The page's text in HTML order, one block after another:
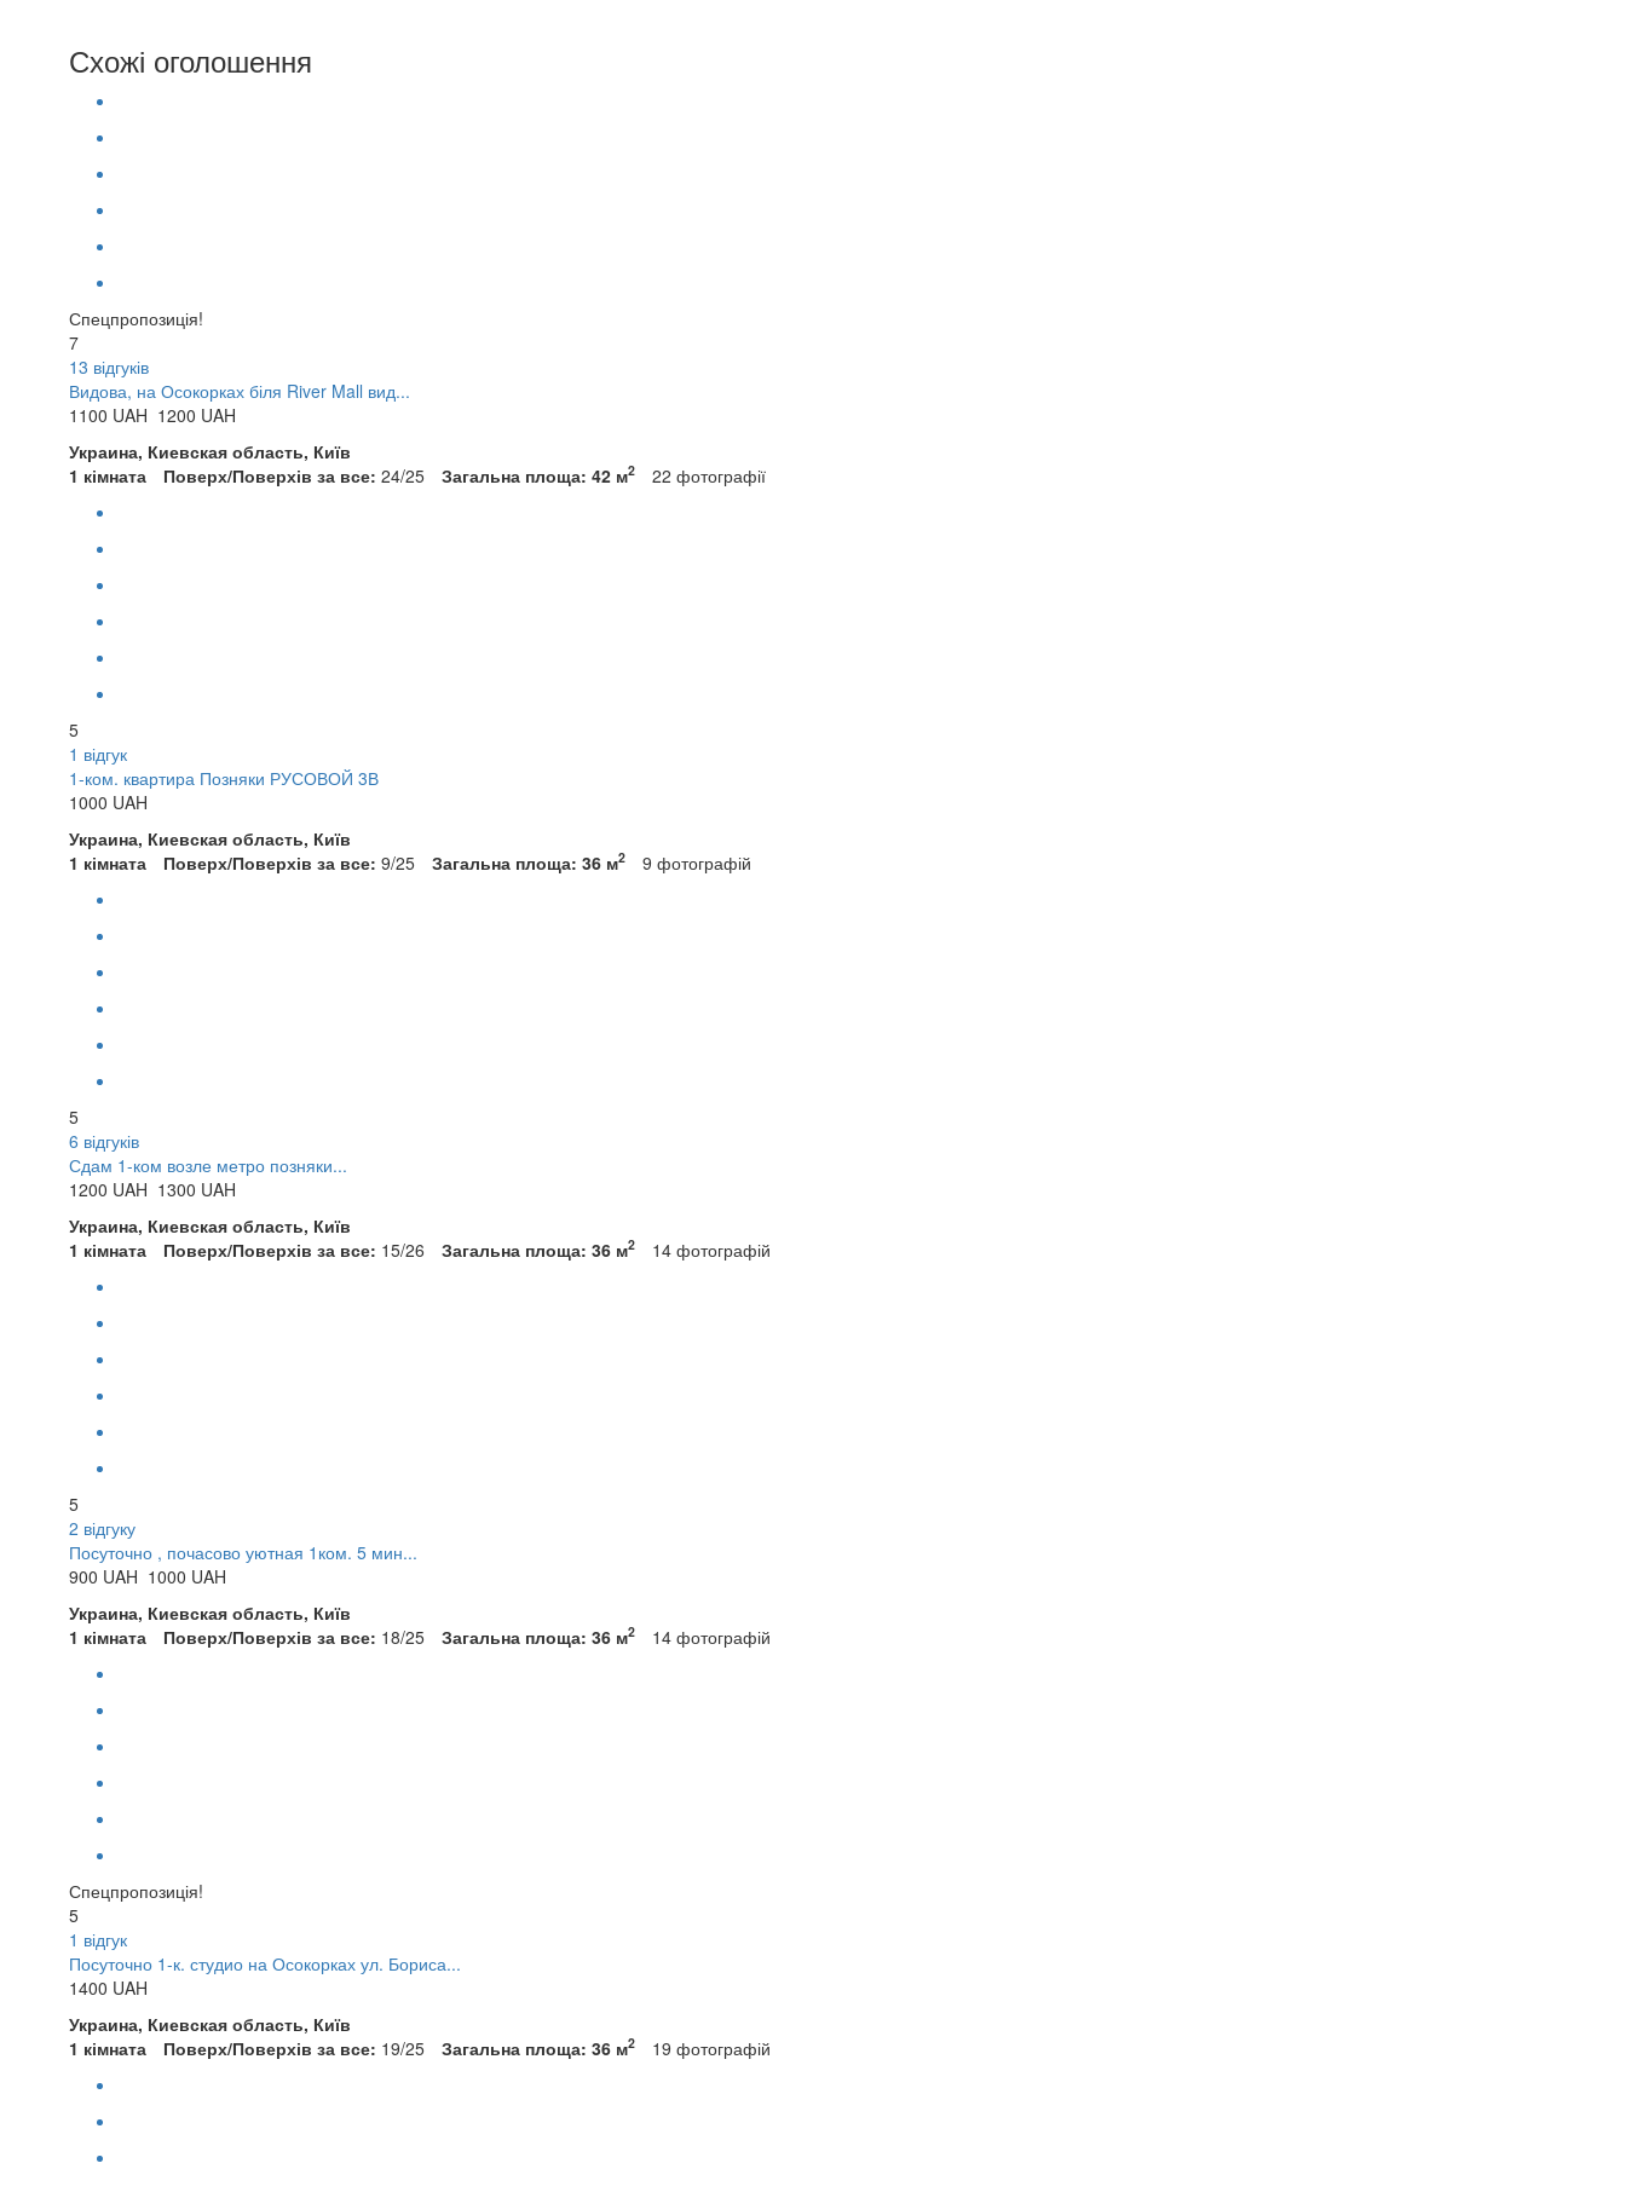
Схожі оголошення
Спецпропозиція!
7
13 відгуків
Видова, на Осокорках біля River Mall вид...
1100 UAH 1200 UAH
Украина, Киевская область, Київ
1 кімната
Поверх/Поверхів за все: 24/25 Загальна площа: 42 м2 22 фотографії
5
1 відгук
1-ком. квартира Позняки РУСОВОЙ 3В
1000 UAH
Украина, Киевская область, Київ
1 кімната
Поверх/Поверхів за все: 9/25 Загальна площа: 36 м2 9 фотографій
5
6 відгуків
Сдам 1-ком возле метро позняки...
1200 UAH 1300 UAH
Украина, Киевская область, Київ
1 кімната
Поверх/Поверхів за все: 15/26 Загальна площа: 36 м2 14 фотографій
5
2 відгуку
Посуточно , почасово уютная 1ком. 5 мин...
900 UAH 1000 UAH
Украина, Киевская область, Київ
1 кімната
Поверх/Поверхів за все: 18/25 Загальна площа: 36 м2 14 фотографій
Спецпропозиція!
5
1 відгук
Посуточно 1-к. студио на Осокорках ул. Бориса...
1400 UAH
Украина, Киевская область, Київ
1 кімната
Поверх/Поверхів за все: 19/25 Загальна площа: 36 м2 19 фотографій